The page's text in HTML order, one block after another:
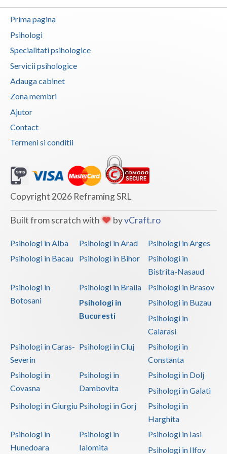
Prima pagina
Psihologi
Specialitati psihologice
Servicii psihologice
Adauga cabinet
Zona membri
Ajutor
Contact
Termeni si conditii
Copyright 2026 Reframing SRL
Built from scratch with byvCraft.ro
Psihologi in Alba Psihologi in Arad
Psihologi in Arges
Psihologi in Bacau
Psihologi in Bihor
Psihologi in
Bistrita-Nasaud
Psihologi in
Botosani
Psihologi in Braila
Psihologi in Brasov
Psihologi in
Bucuresti
Psihologi in Buzau
Psihologi in
Calarasi
Psihologi in Caras-
Severin
Psihologi in Cluj
Psihologi in
Constanta
Psihologi in
Covasna
Psihologi in
Dambovita
Psihologi in Dolj
Psihologi in Galati
Psihologi in Giurgiu Psihologi in Gorj
Psihologi in
Harghita
Psihologi in
Hunedoara
Psihologi in
Ialomita
Psihologi in Iasi
Psihologi in Ilfov